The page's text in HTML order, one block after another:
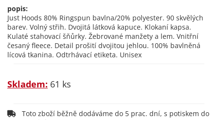
popis:
Just Hoods 80% Ringspun bavlna/20% polyester. 90 skvělých
barev. Volný střih. Dvojitá látková kapuce. Klokaní kapsa.
Kulaté stahovací šňůrky. Žebrované manžety a lem. Vnitřní
česaný fleece. Detail prošití dvojitou jehlou. 100% bavlněná
lícová tkanina. Odtrhávací etiketa. Unisex
Skladem: 61 ks